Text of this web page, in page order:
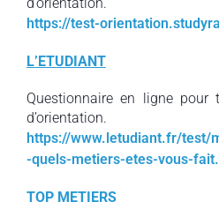
https://test-
L’ETUDIANT
Questionnaire en ligne pour
d’orientation.
https://www.letudiant.fr/test/
-quels-metiers-etes-vous-
TOP METIERS